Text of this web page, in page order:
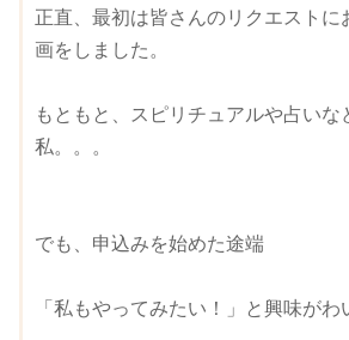
正直、最初は皆さんのリクエストに
画をしました。
もともと、スピリチュアルや占いな
私。。。
でも、申込みを始めた途端
「私もやってみたい！」と興味がわ